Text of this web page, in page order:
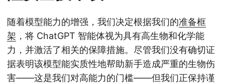
随着模型能力的增强，我们决定根据我们的准备框
架 ，将 ChatGPT 智能体视为具有高生物和化学能
力，并激活了相关的保障措施。尽管我们没有确切证
据表明该模型能实质性地帮助新手造成严重的生物伤
害——这是我们对高能力的门槛——但我们正保持谨